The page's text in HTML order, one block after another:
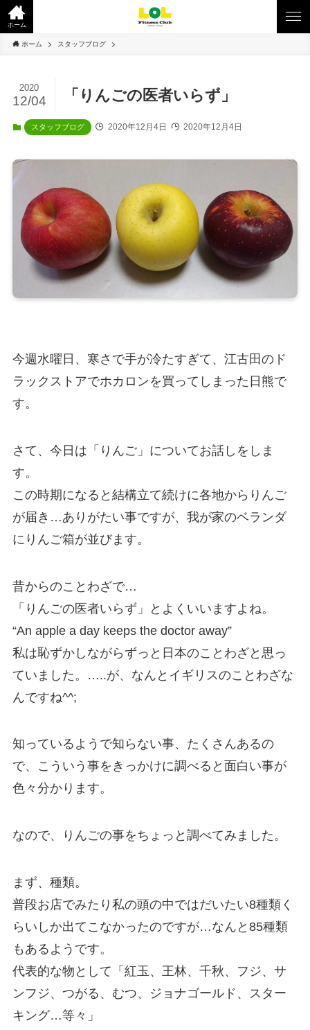
ホーム
ホーム スタッフブログ
「りんごの医者いらず」
2020
12/04
スタッフブログ 2020年12月4日 2020年12月4日
今週水曜日、寒さで手が冷たすぎて、江古田のド
ラックストアでホカロンを買ってしまった日熊で
す。
さて、今日は「りんご」についてお話しをしま
す。
この時期になると結構立て続けに各地からりんご
が届き…ありがたい事ですが、我が家のベランダ
にりんご箱が並びます。
昔からのことわざで…
「りんごの医者いらず」とよくいいますよね。
“An apple a day keeps the doctor away”
私は恥ずかしながらずっと日本のことわざと思っ
ていました。…..が、なんとイギリスのことわざな
んですね^^;
知っているようで知らない事、たくさんあるの
で、こういう事をきっかけに調べると面白い事が
色々分かります。
なので、りんごの事をちょっと調べてみました。
まず、種類。
普段お店でみたり私の頭の中ではだいたい8種類く
らいしか出てこなかったのですが…なんと85種類
もあるようです。
代表的な物として「紅玉、王林、千秋、フジ、サ
ンフジ、つがる、むつ、ジョナゴールド、スター
キング…等々」